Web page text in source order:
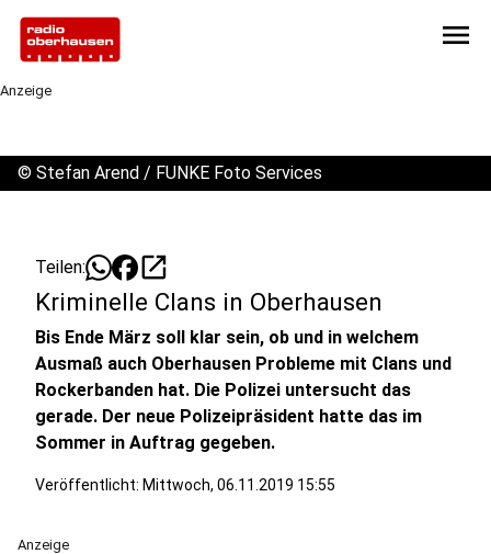
menu
Anzeige
© Stefan Arend / FUNKE Foto Services
Teilen: open_in_new
Kriminelle Clans in Oberhausen
Bis Ende März soll klar sein, ob und in welchem
Ausmaß auch Oberhausen Probleme mit Clans und
Rockerbanden hat. Die Polizei untersucht das
gerade. Der neue Polizeipräsident hatte das im
Sommer in Auftrag gegeben.
Veröffentlicht: Mittwoch, 06.11.2019 15:55
Anzeige